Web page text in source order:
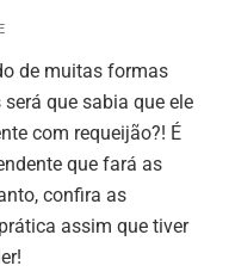
de muitas formas
que sabia que ele
com requeijão?! É
que fará as
confira as
assim que tiver